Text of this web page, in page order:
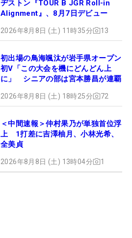
ヂストン『TOUR B JGR Roll-in
Alignment』、8月7日デビュー
2026年8月8日 (土) 11時35分 13
初出場の鳥海颯汰が岩手県オープン
初V「この大会を機にどんどん上
に」 シニアの部は宮本勝昌が連覇
2026年8月8日 (土) 18時25分 72
＜中間速報＞仲村果乃が単独首位浮
上 1打差に吉澤柚月、小林光希、
全美貞
2026年8月8日 (土) 13時04分 1